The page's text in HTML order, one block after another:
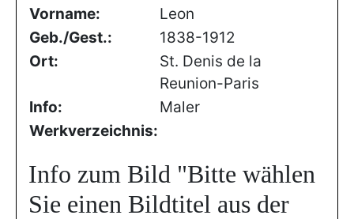
Vorname:
Leon
Geb./Gest.:
1838-1912
Ort:
St. Denis de la
Reunion-Paris
Info:
Maler
Werkverzeichnis:
Info zum Bild "Bitte wählen
Sie einen Bildtitel aus der